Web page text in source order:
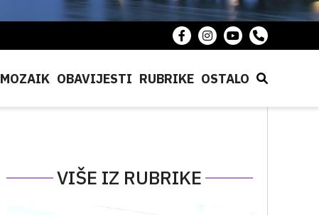
MOZAIK OBAVIJESTI RUBRIKE OSTALO
VIŠE IZ RUBRIKE